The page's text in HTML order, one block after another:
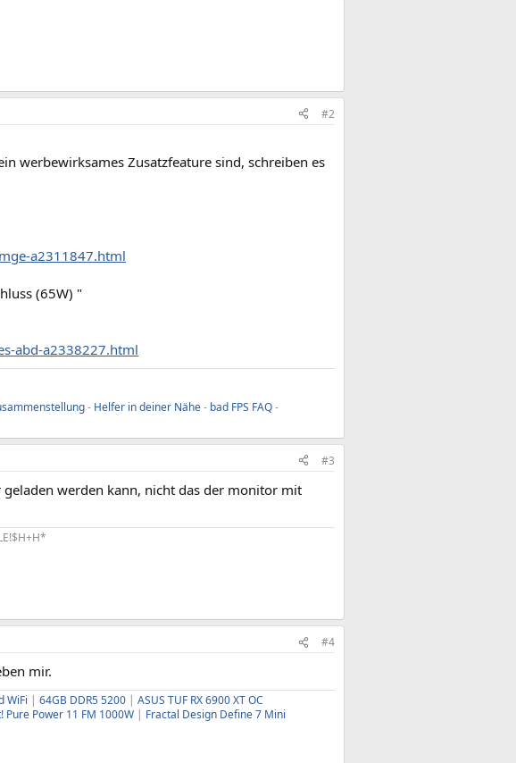
#2
werbewirksames Zusatzfeature sind, schreiben es
a2311847.html
(65W) "
abd-a2338227.html
- Helfer in deiner Nähe- bad FPS FAQ-
#3
werden kann, nicht das der monitor mit
#4
mir.
WiFi | 64GB DDR5 5200| ASUS TUF RX 6900 XT OC
Pure Power 11 FM 1000W | Fractal Design Define 7 Mini